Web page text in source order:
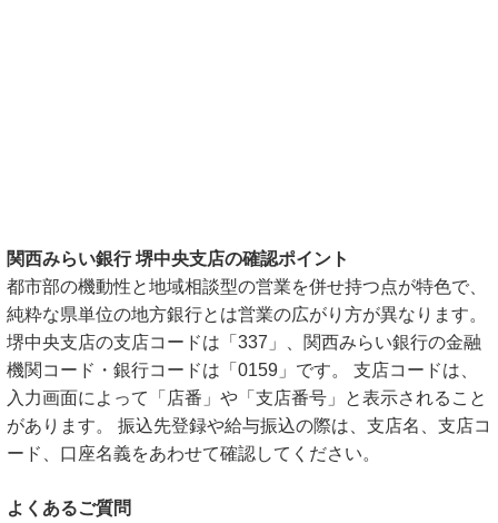
関西みらい銀行 堺中央支店の確認ポイント
都市部の機動性と地域相談型の営業を併せ持つ点が特色で、
純粋な県単位の地方銀行とは営業の広がり方が異なります。
堺中央支店の支店コードは「337」、関西みらい銀行の金融
機関コード・銀行コードは「0159」です。 支店コードは、
入力画面によって「店番」や「支店番号」と表示されること
があります。 振込先登録や給与振込の際は、支店名、支店コ
ード、口座名義をあわせて確認してください。
よくあるご質問